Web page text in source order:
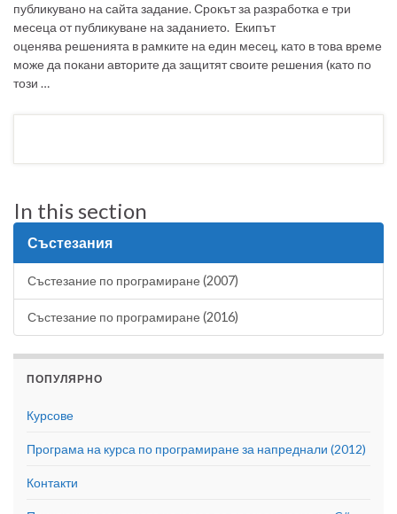
публикувано на сайта задание. Срокът за разработка е три
месеца от публикуване на заданието. Екипът
оценява решенията в рамките на един месец, като в това време
може да покани авторите да защитят своите решения (като по
този …
In this section
Състезания
Състезание по програмиране (2007)
Състезание по програмиране (2016)
ПОПУЛЯРНО
Курсове
Програма на курса по програмиране за напреднали (2012)
Контакти